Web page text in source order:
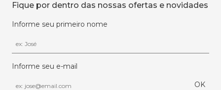
Fique por dentro das nossas ofertas e novidades
Informe seu primeiro nome
Informe seu e-mail
OK